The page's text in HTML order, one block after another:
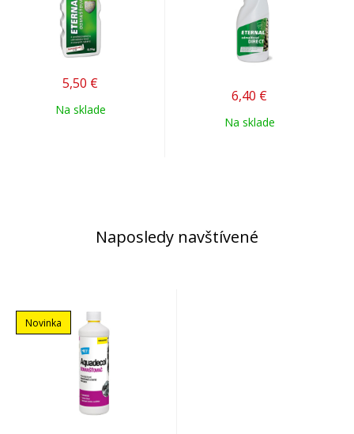
5,50 €
Na sklade
6,40 €
Na sklade
Naposledy navštívené
Novinka